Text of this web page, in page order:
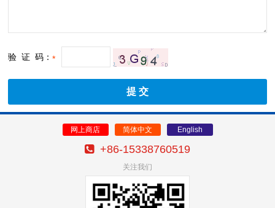
验 证 码：*
网上商店 简体中文 English
+86-15338760519
关注我们